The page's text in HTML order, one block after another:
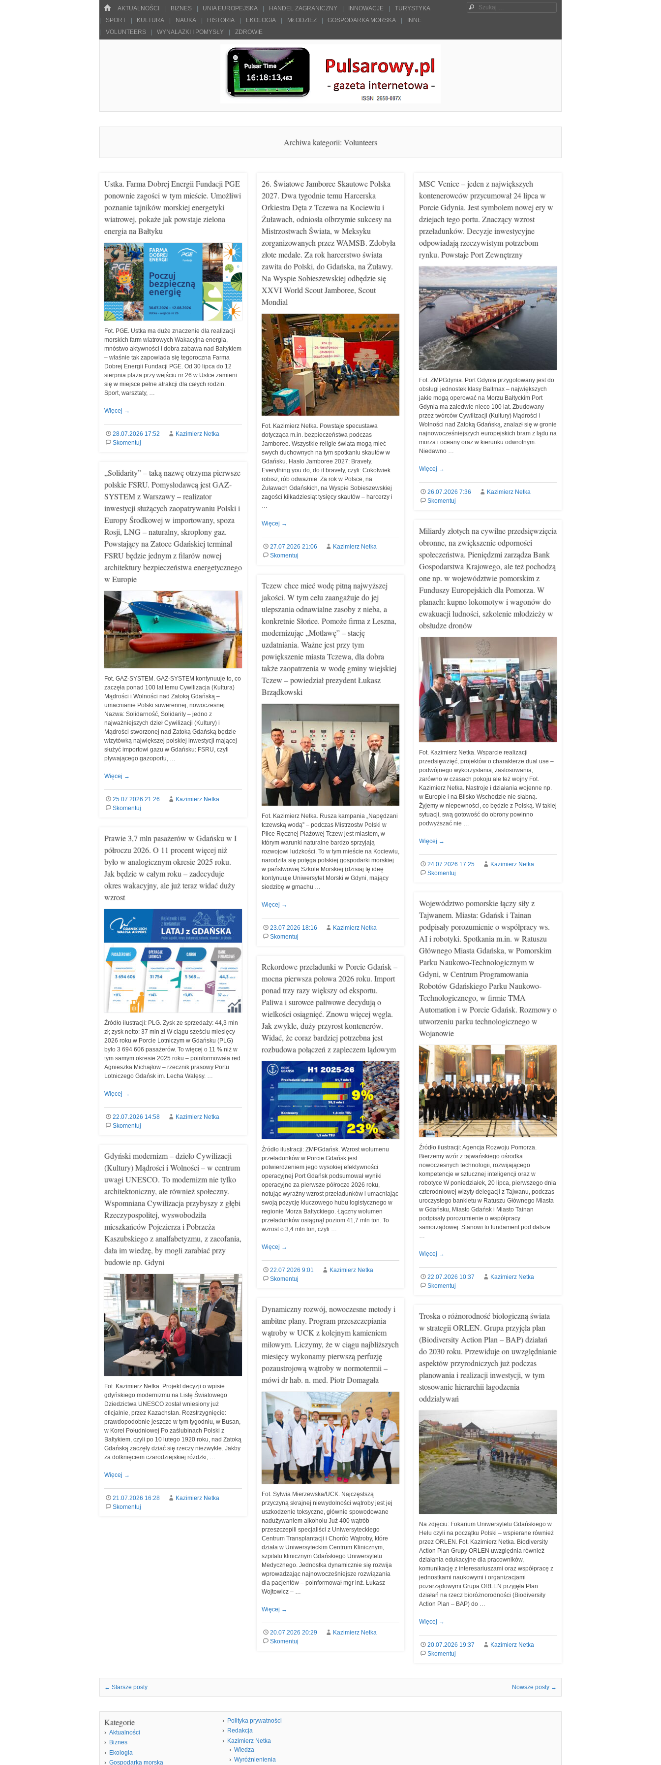
HOME
Menu
SKOCZ DO TREŚCI
AKTUALNOŚCI BIZNES UNIA EUROPEJSKA HANDEL ZAGRANICZNY INNOWACJE
TURYSTYKA
SPORT
KULTURA NAUKA HISTORIA EKOLOGIA MŁODZIEŻ GOSPODARKA MORSKA
INNE
VOLUNTEERS
WYNALAZKI I POMYSŁY ZDROWIE
Szukaj
Pulsarowy.pl
Archiwa kategorii: Volunteers
Ustka. Farma Dobrej Energii Fundacji PGE
ponownie zagości w tym mieście. Umożliwi
poznanie tajników morskiej energetyki
wiatrowej, pokaże jak powstaje zielona
energia na Bałtyku
Fot. PGE. Ustka ma duże znaczenie dla realizacji
morskich farm wiatrowych Wakacyjna energia,
mnóstwo aktywności i dobra zabawa nad Bałtykiem
– właśnie tak zapowiada się tegoroczna Farma
Dobrej Energii Fundacji PGE. Od 30 lipca do 12
sierpnia plaża przy wejściu nr 26 w Ustce zamieni
się w miejsce pełne atrakcji dla całych rodzin.
Sport, warsztaty, …
Więcej →
28.07.2026 17:52
Kazimierz Netka
Skomentuj
26. Światowe Jamboree Skautowe Polska
2027. Dwa tygodnie temu Harcerska
Orkiestra Dęta z Tczewa na Kociewiu i
Żuławach, odniosła olbrzymie sukcesy na
Mistrzostwach Świata, w Meksyku
zorganizowanych przez WAMSB. Zdobyła
złote medale. Za rok harcerstwo świata
zawita do Polski, do Gdańska, na Żuławy.
Na Wyspie Sobieszewskiej odbędzie się
XXVI World Scout Jamboree, Scout
Mondial
Fot. Kazimierz Netka. Powstaje specustawa
dotycząca m.in. bezpieczeństwa podczas
Jamboree. Wszystkie religie świata mogą mieć
swych duchownych na tym spotkaniu skautów w
Gdańsku. Hasło Jamboree 2027: Bravely.
Everything you do, do it bravely, czyli: Cokolwiek
robisz, rób odważnie Za rok w Polsce, na
Żuławach Gdańskich, na Wyspie Sobieszewskiej
zagości kilkadziesiąt tysięcy skautów – harcerzy i
…
Więcej →
27.07.2026 21:06
Kazimierz Netka
Skomentuj
MSC Venice – jeden z największych
kontenerowców przycumował 24 lipca w
Porcie Gdynia. Jest symbolem nowej ery w
dziejach tego portu. Znaczący wzrost
przeładunków. Decyzje inwestycyjne
odpowiadają rzeczywistym potrzebom
rynku. Powstaje Port Zewnętrzny
Fot. ZMPGdynia. Port Gdynia przygotowany jest do
obsługi jednostek klasy Baltmax – największych
jakie mogą operować na Morzu Bałtyckim Port
Gdynia ma zaledwie nieco 100 lat. Zbudowany
przez twórców Cywilizacji (Kultury) Mądrości i
Wolności nad Zatoką Gdańską, znalazł się w gronie
najnowocześniejszych europejskich bram z lądu na
morza i oceany oraz w kierunku odwrotnym.
Niedawno …
Więcej →
26.07.2026 7:36
Kazimierz Netka
Skomentuj
„Solidarity” – taką nazwę otrzyma pierwsze
polskie FSRU. Pomysłodawcą jest GAZ-
SYSTEM z Warszawy – realizator
inwestycji służących zaopatrywaniu Polski i
Europy Środkowej w importowany, spoza
Rosji, LNG – naturalny, skroplony gaz.
Powstający na Zatoce Gdańskiej terminal
FSRU będzie jednym z filarów nowej
architektury bezpieczeństwa energetycznego
w Europie
Fot. GAZ-SYSTEM. GAZ-SYSTEM kontynuuje to, co
zaczęła ponad 100 lat temu Cywilizacja (Kultura)
Mądrości i Wolności nad Zatoką Gdańską –
umacnianie Polski suwerennej, nowoczesnej
Nazwa: Solidarność, Solidarity – jedno z
najważniejszych dzieł Cywilizacji (Kultury) i
Mądrości stworzonej nad Zatoką Gdańską będzie
wizytówką największej polskiej inwestycji mającej
służyć importowi gazu w Gdańsku: FSRU, czyli
pływającego gazoportu, …
Więcej →
25.07.2026 21:26
Kazimierz Netka
Skomentuj
Miliardy złotych na cywilne przedsięwzięcia
obronne, na zwiększenie odporności
społeczeństwa. Pieniędzmi zarządza Bank
Gospodarstwa Krajowego, ale też pochodzą
one np. w województwie pomorskim z
Funduszy Europejskich dla Pomorza. W
planach: kupno lokomotyw i wagonów do
ewakuacji ludności, szkolenie młodzieży w
obsłudze dronów
Fot. Kazimierz Netka. Wsparcie realizacji
przedsięwzięć, projektów o charakterze dual use –
podwójnego wykorzystania, zastosowania,
zarówno w czasach pokoju ale też wojny Fot.
Kazimierz Netka. Nastroje i działania wojenne np.
w Europie i na Blisko Wschodzie nie słabną.
Żyjemy w niepewności, co będzie z Polską. W takiej
sytuacji, swą gotowość do obrony powinno
podwyższać nie …
Więcej →
24.07.2026 17:25
Kazimierz Netka
Skomentuj
Tczew chce mieć wodę pitną najwyższej
jakości. W tym celu zaangażuje do jej
ulepszania odnawialne zasoby z nieba, a
konkretnie Słońce. Pomoże firma z Leszna,
modernizując „Motławę” – stację
uzdatniania. Ważne jest przy tym
powiększenie miasta Tczewa, dla dobra
także zaopatrzenia w wodę gminy wiejskiej
Tczew – powiedział prezydent Łukasz
Brządkowski
Fot. Kazimierz Netka. Rusza kampania „Napędzani
tczewską wodą” – podczas Mistrzostw Polski w
Piłce Ręcznej Plażowej Tczew jest miastem, w
którym warunki naturalne bardzo sprzyjają
rozwojowi ludzkości. To w tym mieście na Kociewiu,
narodziła się potęga polskiej gospodarki morskiej
w państwowej Szkole Morskiej (dzisiaj tę ideę
kontynuuje Uniwersytet Morski w Gdyni, mający
siedzibę w gmachu …
Więcej →
23.07.2026 18:16
Kazimierz Netka
Skomentuj
Prawie 3,7 mln pasażerów w Gdańsku w I
półroczu 2026. O 11 procent więcej niż
było w analogicznym okresie 2025 roku.
Jak będzie w całym roku – zadecyduje
okres wakacyjny, ale już teraz widać duży
wzrost
Źródło ilustracji: PLG. Zysk ze sprzedaży: 44,3 mln
zł; zysk netto: 37 mln zł W ciągu sześciu miesięcy
2026 roku w Porcie Lotniczym w Gdańsku (PLG)
było 3 694 606 pasażerów. To więcej o 11 % niż w
tym samym okresie 2025 roku – poinformowała red.
Agnieszka Michajłow – rzecznik prasowy Portu
Lotniczego Gdańsk im. Lecha Wałęsy. …
Więcej →
22.07.2026 14:58
Kazimierz Netka
Skomentuj
Województwo pomorskie łączy siły z
Tajwanem. Miasta: Gdańsk i Tainan
podpisały porozumienie o współpracy ws.
AI i robotyki. Spotkania m.in. w Ratuszu
Głównego Miasta Gdańska, w Pomorskim
Parku Naukowo-Technologicznym w
Gdyni, w Centrum Programowania
Robotów Gdańskiego Parku Naukowo-
Technologicznego, w firmie TMA
Automation i w Porcie Gdańsk. Rozmowy o
utworzeniu parku technologicznego w
Wojanowie
Źródło ilustracji: Agencja Rozwoju Pomorza.
Bierzemy wzór z tajwańskiego ośrodka
nowoczesnych technologii, rozwijającego
kompetencje w sztucznej inteligencji oraz w
robotyce W poniedziałek, 20 lipca, pierwszego dnia
czterodniowej wizyty delegacji z Tajwanu, podczas
uroczystego bankietu w Ratuszu Głównego Miasta
w Gdańsku, Miasto Gdańsk i Miasto Tainan
podpisały porozumienie o współpracy
samorządowej. Stanowi to fundament pod dalsze
…
Więcej →
22.07.2026 10:37
Kazimierz Netka
Skomentuj
Rekordowe przeładunki w Porcie Gdańsk –
mocna pierwsza połowa 2026 roku. Import
ponad trzy razy większy od eksportu.
Paliwa i surowce paliwowe decydują o
wielkości osiągnięć. Znowu więcej węgla.
Jak zwykle, duży przyrost kontenerów.
Widać, że coraz bardziej potrzebna jest
rozbudowa połączeń z zapleczem lądowym
Źródło ilustracji: ZMPGdańsk. Wzrost wolumenu
przeładunków w Porcie Gdańsk jest
potwierdzeniem jego wysokiej efektywności
operacyjnej Port Gdańsk podsumował wyniki
operacyjne za pierwsze półrocze 2026 roku,
notując wyraźny wzrost przeładunków i umacniając
swoją pozycję kluczowego hubu logistycznego w
regionie Morza Bałtyckiego. Łączny wolumen
przeładunków osiągnął poziom 41,7 mln ton. To
wzrost o 3,4 mln ton, czyli …
Więcej →
22.07.2026 9:01
Kazimierz Netka
Skomentuj
Gdyński modernizm – dzieło Cywilizacji
(Kultury) Mądrości i Wolności – w centrum
uwagi UNESCO. To modernizm nie tylko
architektoniczny, ale również społeczny.
Wspomniana Cywilizacja przybyszy z głębi
Rzeczypospolitej, wyswobodziła
mieszkańców Pojezierza i Pobrzeża
Kaszubskiego z analfabetyzmu, z zacofania,
dała im wiedzę, by mogli zarabiać przy
budowie np. Gdyni
Fot. Kazimierz Netka. Projekt decyzji o wpisie
gdyńskiego modernizmu na Listę Światowego
Dziedzictwa UNESCO został wniesiony już
oficjalnie, przez Kazachstan. Rozstrzygnięcie:
prawdopodobnie jeszcze w tym tygodniu, w Busan,
w Korei Południowej Po zaślubinach Polski z
Bałtykiem, czyli po 10 lutego 1920 roku, nad Zatoką
Gdańską zaczęły dziać się rzeczy niezwykłe. Jakby
za dotknięciem czarodziejskiej różdżki, …
Więcej →
21.07.2026 16:28
Kazimierz Netka
Skomentuj
Dynamiczny rozwój, nowoczesne metody i
ambitne plany. Program przeszczepiania
wątroby w UCK z kolejnym kamieniem
milowym. Liczymy, że w ciągu najbliższych
miesięcy wykonamy pierwszą perfuzję
pozaustrojową wątroby w normotermii –
mówi dr hab. n. med. Piotr Domagała
Fot. Sylwia Mierzewska/UCK. Najczęstszą
przyczyną skrajnej niewydolności wątroby jest jej
uszkodzenie toksyczne, głównie spowodowane
nadużywaniem alkoholu Już 400 wątrób
przeszczepili specjaliści z Uniwersyteckiego
Centrum Transplantacji i Chorób Wątroby, które
działa w Uniwersyteckim Centrum Klinicznym,
szpitalu klinicznym Gdańskiego Uniwersytetu
Medycznego. Jednostka dynamicznie się rozwija
wprowadzając najnowocześniejsze rozwiązania
dla pacjentów – poinformował mgr inż. Łukasz
Wojtowicz – …
Więcej →
20.07.2026 20:29
Kazimierz Netka
Skomentuj
Troska o różnorodność biologiczną świata
w strategii ORLEN. Grupa przyjęła plan
(Biodiversity Action Plan – BAP) działań
do 2030 roku. Przewiduje on uwzględnianie
aspektów przyrodniczych już podczas
planowania i realizacji inwestycji, w tym
stosowanie hierarchii łagodzenia
oddziaływań
Na zdjęciu: Fokarium Uniwersytetu Gdańskiego w
Helu czyli na początku Polski – wspierane również
przez ORLEN. Fot. Kazimierz Netka. Biodiversity
Action Plan Grupy ORLEN uwzględnia również
działania edukacyjne dla pracowników,
komunikację z interesariuszami oraz współpracę z
jednostkami naukowymi i organizacjami
pozarządowymi Grupa ORLEN przyjęła Plan
działań na rzecz bioróżnorodności (Biodiversity
Action Plan – BAP) do …
Więcej →
20.07.2026 19:37
Kazimierz Netka
Skomentuj
Nawigacja we wpisach
← Starsze posty Nowsze posty →
Kategorie
Aktualności
Biznes
Ekologia
Gospodarka morska
Polityka prywatności
Redakcja
Kazimierz Netka
Wiedza
Wyróżnienienia